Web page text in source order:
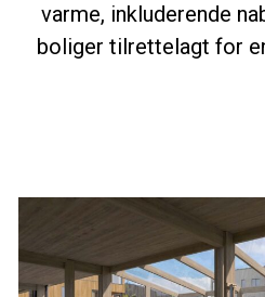
varme, inkluderende
boliger tilrettelagt for